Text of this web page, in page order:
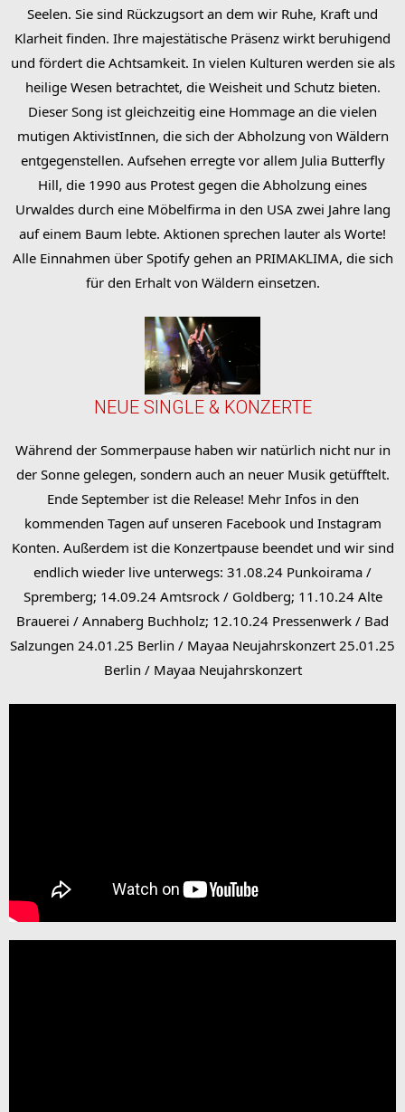
Seelen. Sie sind Rückzugsort an dem wir Ruhe, Kraft und
Klarheit finden. Ihre majestätische Präsenz wirkt beruhigend
und fördert die Achtsamkeit. In vielen Kulturen werden sie als
heilige Wesen betrachtet, die Weisheit und Schutz bieten.
Dieser Song ist gleichzeitig eine Hommage an die vielen
mutigen AktivistInnen, die sich der Abholzung von Wäldern
entgegenstellen. Aufsehen erregte vor allem Julia Butterfly
Hill, die 1990 aus Protest gegen die Abholzung eines
Urwaldes durch eine Möbelfirma in den USA zwei Jahre lang
auf einem Baum lebte. Aktionen sprechen lauter als Worte!
Alle Einnahmen über Spotify gehen an PRIMAKLIMA, die sich
für den Erhalt von Wäldern einsetzen.
NEUE SINGLE & KONZERTE
Während der Sommerpause haben wir natürlich nicht nur in
der Sonne gelegen, sondern auch an neuer Musik getüfftelt.
Ende September ist die Release! Mehr Infos in den
kommenden Tagen auf unseren Facebook und Instagram
Konten. Außerdem ist die Konzertpause beendet und wir sind
endlich wieder live unterwegs: 31.08.24 Punkoirama /
Spremberg; 14.09.24 Amtsrock / Goldberg; 11.10.24 Alte
Brauerei / Annaberg Buchholz; 12.10.24 Pressenwerk / Bad
Salzungen 24.01.25 Berlin / Mayaa Neujahrskonzert 25.01.25
Berlin / Mayaa Neujahrskonzert